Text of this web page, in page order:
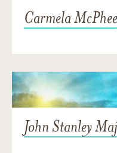
Carmela McPhee
John Stanley